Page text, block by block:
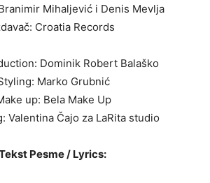
Mihaljević i Denis Mevlja
Croatia Records
Dominik Robert Balaško
Marko Grubnić
up: Bela Make Up
Valentina Čajo za LaRita studio
Pesme / Lyrics: